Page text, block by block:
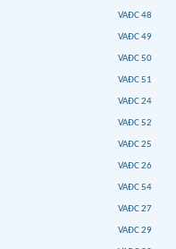
VAĐC 48
VAĐC 49
VAĐC 50
VAĐC 51
VAĐC 24
VAĐC 52
VAĐC 25
VAĐC 26
VAĐC 54
VAĐC 27
VAĐC 29